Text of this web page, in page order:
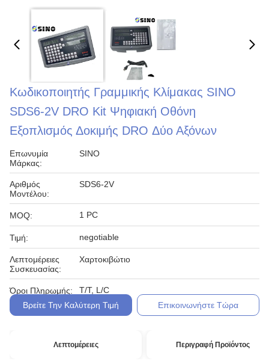
Κωδικοποιητής Γραμμικής Κλίμακας SINO
SDS6-2V DRO Kit Ψηφιακή Οθόνη
Εξοπλισμός Δοκιμής DRO Δύο Αξόνων
Επωνυμία
Μάρκας:
SINO
Αριθμός
Μοντέλου:
SDS6-2V
MOQ: 1 PC
Τιμή: negotiable
Λεπτομέρειες
Συσκευασίας:
Χαρτοκιβώτιο
Όροι Πληρωμής:
T/T, L/C
Βρείτε Την Καλύτερη Τιμή
Επικοινωνήστε Τώρα
Λεπτομέρειες Περιγραφή Προϊόντος